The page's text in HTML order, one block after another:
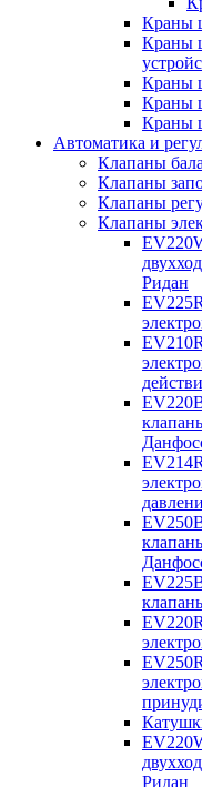
Краны
Краны
Краны
Краны
Краны
Автоматика и
Клапаны
Клапаны
Клапаны
Клапаны
Ридан
Ридан